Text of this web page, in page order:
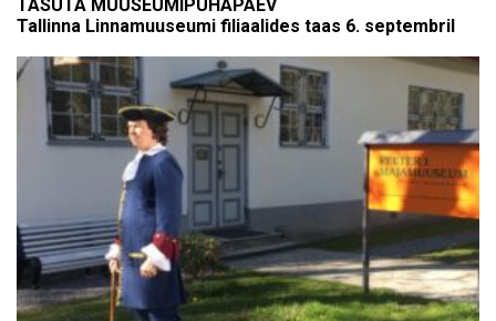
TASUTA MUUSEUMIPÜHAPÄEV
Tallinna Linnamuuseumi filiaalides taas 6. septembril